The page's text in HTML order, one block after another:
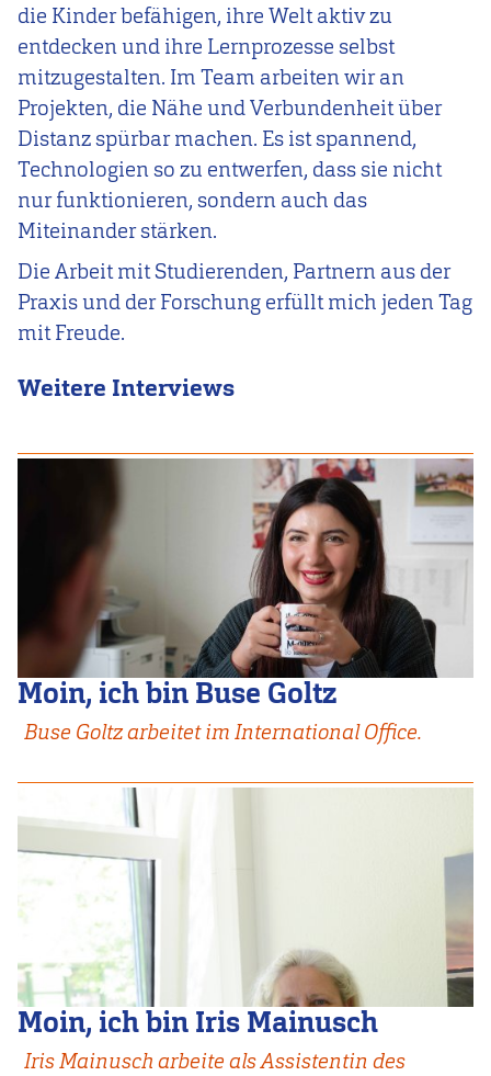
die Kinder befähigen, ihre Welt aktiv zu
entdecken und ihre Lernprozesse selbst
mitzugestalten. Im Team arbeiten wir an
Projekten, die Nähe und Verbundenheit über
Distanz spürbar machen. Es ist spannend,
Technologien so zu entwerfen, dass sie nicht
nur funktionieren, sondern auch das
Miteinander stärken.
Die Arbeit mit Studierenden, Partnern aus der
Praxis und der Forschung erfüllt mich jeden Tag
mit Freude.
Weitere Interviews
Moin, ich bin Buse Goltz
Buse Goltz arbeitet im International Office.
Moin, ich bin Iris Mainusch
Iris Mainusch arbeite als Assistentin des